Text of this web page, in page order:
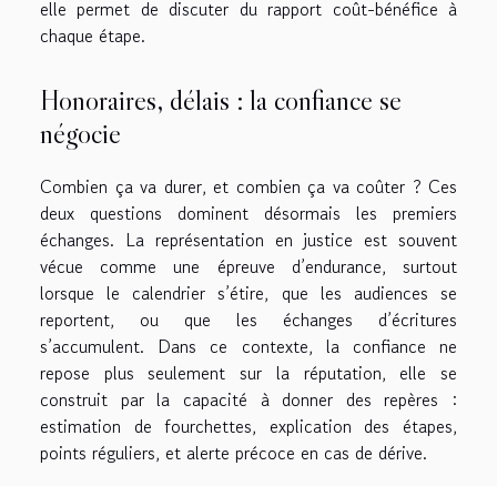
elle permet de discuter du rapport coût-bénéfice à
chaque étape.
Honoraires, délais : la confiance se
négocie
Combien ça va durer, et combien ça va coûter ? Ces
deux questions dominent désormais les premiers
échanges. La représentation en justice est souvent
vécue comme une épreuve d’endurance, surtout
lorsque le calendrier s’étire, que les audiences se
reportent, ou que les échanges d’écritures
s’accumulent. Dans ce contexte, la confiance ne
repose plus seulement sur la réputation, elle se
construit par la capacité à donner des repères :
estimation de fourchettes, explication des étapes,
points réguliers, et alerte précoce en cas de dérive.